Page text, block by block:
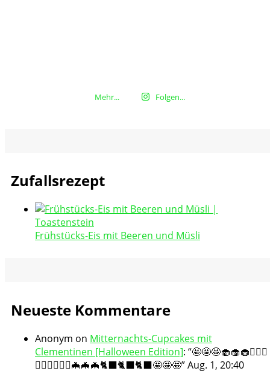
Mehr... Folgen...
Zufallsrezept
Frühstücks-Eis mit Beeren und Müsli
Neueste Kommentare
Anonym on Mitternachts-Cupcakes mit
Clementinen [Halloween Edition]: “🤩🤩🤩🧁🧁🧁🧛🏻‍♀️
🧛🏻‍♀️🧛🏻‍♀️🦇🦇🦇🐈‍⬛🐈‍⬛🐈‍⬛🤩🤩🤩”Aug. 1, 20:40